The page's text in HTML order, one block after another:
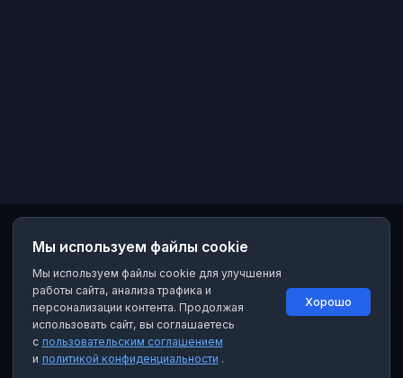
Мы используем файлы cookie
Мы используем файлы cookie для улучшения
работы сайта, анализа трафика и
персонализации контента. Продолжая
использовать сайт, вы соглашаетесь
с пользовательским соглашением
и политикой конфиденциальности .
Хорошо